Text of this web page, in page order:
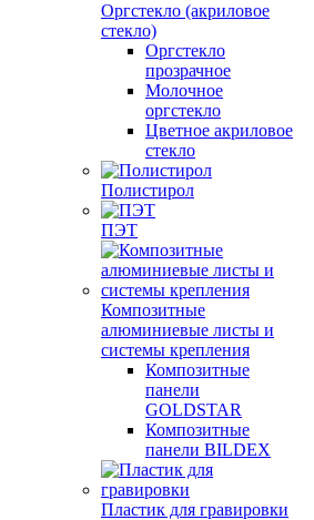
Оргстекло (акриловое
стекло)
Оргстекло
прозрачное
Молочное
оргстекло
Цветное акриловое
стекло
Полистирол
ПЭТ
Композитные
алюминиевые листы и
системы крепления
Композитные
панели
GOLDSTAR
Композитные
панели BILDEX
Пластик для гравировки